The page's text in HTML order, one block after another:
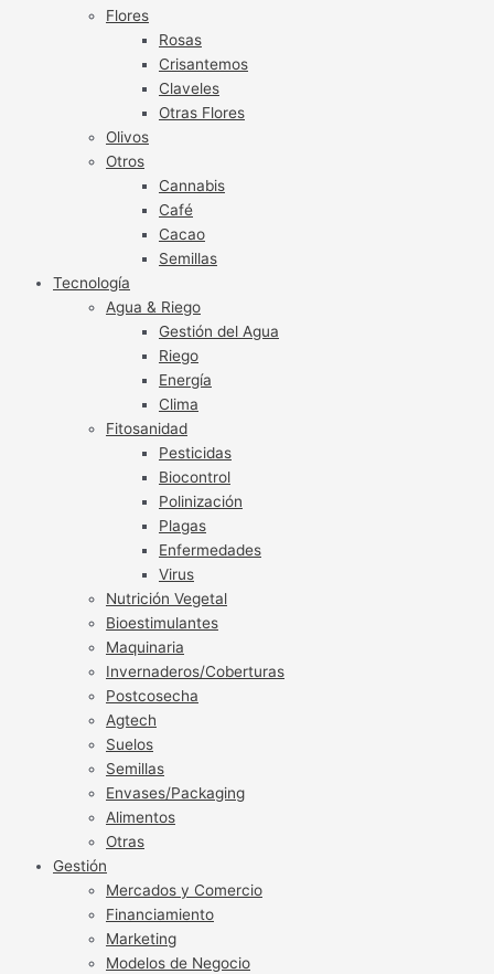
Flores
Rosas
Crisantemos
Claveles
Otras Flores
Olivos
Otros
Cannabis
Café
Cacao
Semillas
Tecnología
Agua & Riego
Gestión del Agua
Riego
Energía
Clima
Fitosanidad
Pesticidas
Biocontrol
Polinización
Plagas
Enfermedades
Virus
Nutrición Vegetal
Bioestimulantes
Maquinaria
Invernaderos/Coberturas
Postcosecha
Agtech
Suelos
Semillas
Envases/Packaging
Alimentos
Otras
Gestión
Mercados y Comercio
Financiamiento
Marketing
Modelos de Negocio